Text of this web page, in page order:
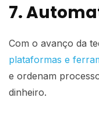
7.
Com o avanço da
plataformas e
e ordenam
dinheiro.